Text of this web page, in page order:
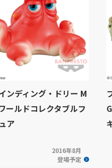
ンディング・ドリー M
ールドコレクタブルフ
ア
2016年8月
登場予定